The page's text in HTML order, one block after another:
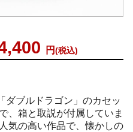
円(税込)
ダブルドラゴン」のカセッ
、箱と取説が付属していま
気の高い作品で、懐かしの